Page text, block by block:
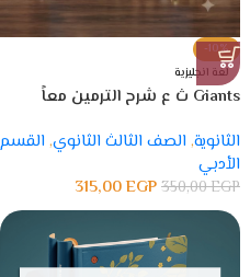
-10%
لغة انجليزية
Giants ث ع شرح الترمين معاً
الثانوية, الصف الثالث الثانوي, القسم
الأدبي
350,00EGP
315,00EGP